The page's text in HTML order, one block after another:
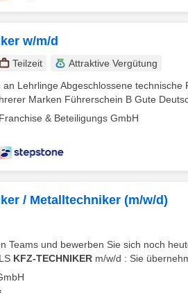
w/m/d
Teilzeit
Attraktive Vergütung
an Lehrlinge Abgeschlossene
Marken Führerschein B Gute
& Beteiligungs GmbH
/ Metalltechniker (m/w/d)
Teams und bewerben Sie sich noch
KFZ-TECHNIKER m/w/d : Sie